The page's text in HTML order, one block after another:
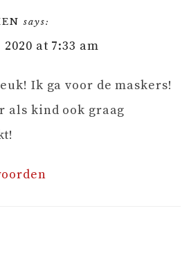
says:
at 7:33 am
Ik ga voor de maskers!
als kind ook graag